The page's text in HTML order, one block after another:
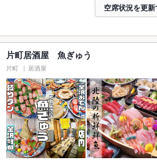
空席状況を更新
片町居酒屋 魚ぎゅう
片町 居酒屋